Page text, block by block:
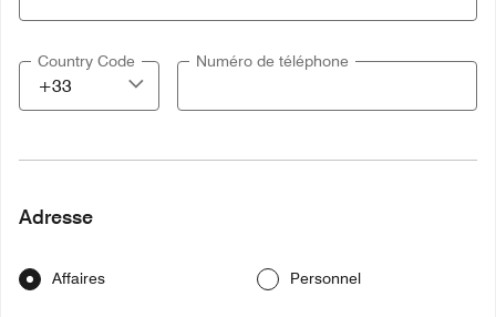
Country Code Numéro de téléphone
Adresse
Affaires Personnel